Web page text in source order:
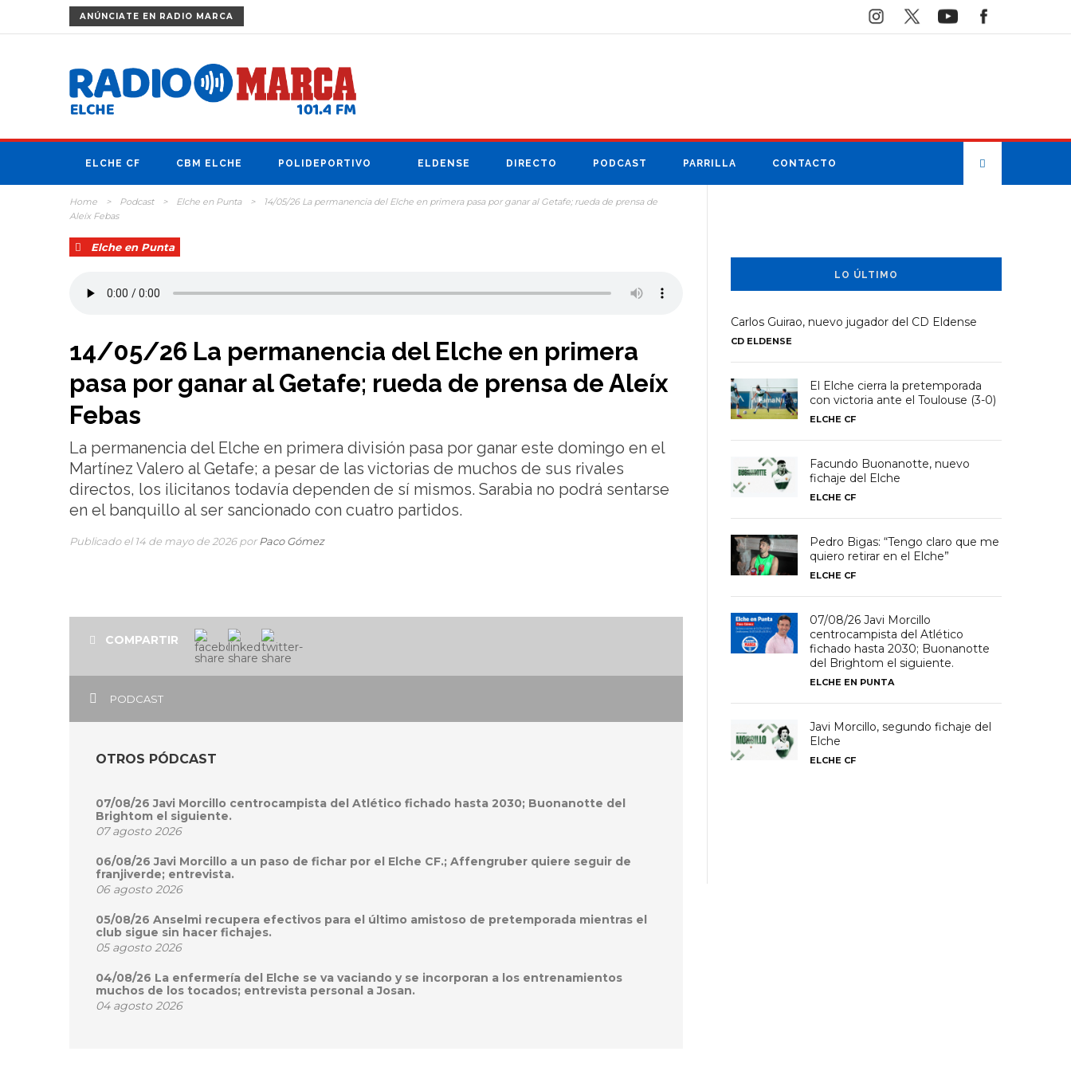
ANÚNCIATE EN RADIO MARCA
ELCHE CF CBM ELCHE POLIDEPORTIVO ELDENSE DIRECTO PODCAST PARRILLA CONTACTO
Home > Podcast > Elche en Punta >
14/05/26 La permanencia del Elche en primera pasa por ganar al Getafe; rueda de prensa de
Aleíx Febas
Elche en Punta
14/05/26 La permanencia del Elche en primera
pasa por ganar al Getafe; rueda de prensa de Aleíx
Febas
La permanencia del Elche en primera división pasa por ganar este domingo en el
Martínez Valero al Getafe; a pesar de las victorias de muchos de sus rivales
directos, los ilicitanos todavía dependen de sí mismos. Sarabia no podrá sentarse
en el banquillo al ser sancionado con cuatro partidos.
Publicado el 14 de mayo de 2026 porPaco Gómez
COMPARTIR
PODCAST
OTROS PÓDCAST
07/08/26 Javi Morcillo centrocampista del Atlético fichado hasta 2030; Buonanotte del
Brightom el siguiente.
07 agosto 2026
06/08/26 Javi Morcillo a un paso de fichar por el Elche CF.; Affengruber quiere seguir de
franjiverde; entrevista.
06 agosto 2026
05/08/26 Anselmi recupera efectivos para el último amistoso de pretemporada mientras el
club sigue sin hacer fichajes.
05 agosto 2026
04/08/26 La enfermería del Elche se va vaciando y se incorporan a los entrenamientos
muchos de los tocados; entrevista personal a Josan.
04 agosto 2026
LO ÚLTIMO
Carlos Guirao, nuevo jugador del CD Eldense
CD ELDENSE
El Elche cierra la pretemporada
con victoria ante el Toulouse (3-0)
ELCHE CF
Facundo Buonanotte, nuevo
fichaje del Elche
ELCHE CF
Pedro Bigas: “Tengo claro que me
quiero retirar en el Elche”
ELCHE CF
07/08/26 Javi Morcillo
centrocampista del Atlético
fichado hasta 2030; Buonanotte
del Brightom el siguiente.
ELCHE EN PUNTA
Javi Morcillo, segundo fichaje del
Elche
ELCHE CF